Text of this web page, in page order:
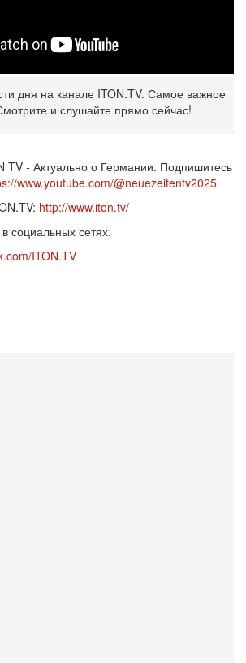
дня на канале ITON.TV. Самое важное
и слушайте прямо сейчас!
TV - Актуально о Германии. Подпишитесь
www.youtube.com/@neuezeitentv2025
http://www.iton.tv/
социальных сетях:
ITON.TV